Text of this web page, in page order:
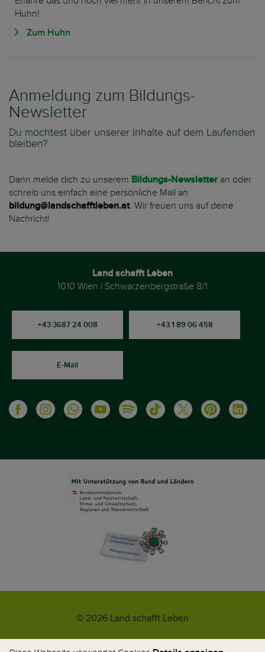
Huhn!
Zum Huhn
Anmeldung zum Bildungs-
Newsletter
Du möchtest über unserer Inhalte auf dem Laufenden
bleiben?
Dann melde dich zu unserem Bildungs-Newsletter an oder
schreib uns einfach eine persönliche Mail an
bildung@landschafftleben.at. Wir freuen uns auf deine
Nachricht!
Land schafft Leben
1010 Wien | Schwarzenbergstraße 8/1
+43 3687 24 008 +43 1 89 06 458
E-Mail
© 2026 Land schafft Leben
Impressum AGB Kontakt Datenschutz
Umweltzeichen